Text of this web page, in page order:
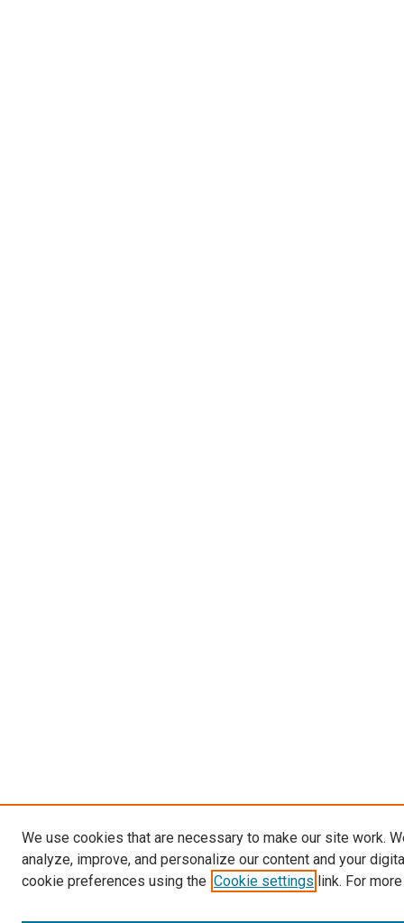
We use cookies that are necessary to make our site work.
analyze, improve, and personalize our content and your
cookie preferences using the Cookie settings link. For